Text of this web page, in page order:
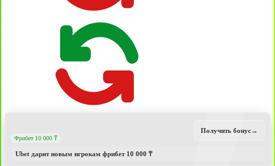
Фрибет 10 000 ₸
Ubet дарит новым игрокам фрибет 10 000 ₸
Получить бонус→